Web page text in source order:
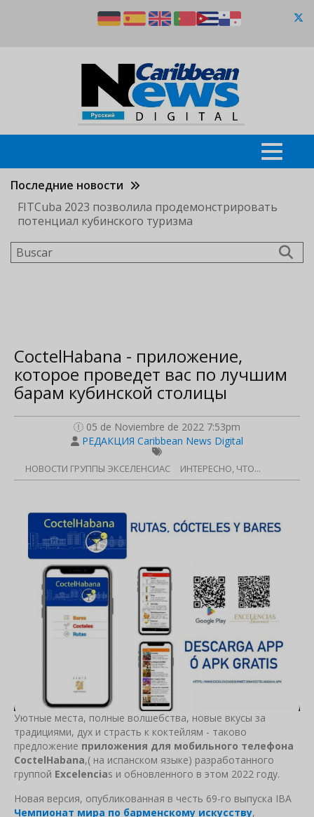
Последние новости
FITCuba 2023 позволила продемонстрировать
потенциал кубинского туризма
Buscar
CoctelHabana - приложение,
которое проведет вас по лучшим
барам кубинской столицы
05 de Noviembre de 2022 7:53pm
РЕДАКЦИЯ Caribbean News Digital
НОВОСТИ ГРУППЫ ЭКСЕЛЕНСИАС ИНТЕРЕСНО, ЧТО...
Уютные места, полные волшебства, новые вкусы за
традициями, дух и страсть к коктейлям - таково
предложение приложения для мобильного телефона
CoctelHabana,( на испанском языке) разработанного
группой Excelencias и обновленного в этом 2022 году.
Новая версия, опубликованная в честь 69-го выпуска IBA
Чемпионат мира по барменскому искусству,